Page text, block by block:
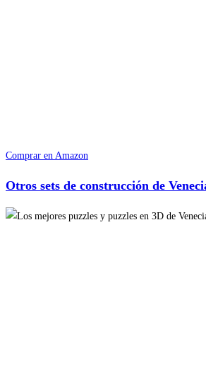
Comprar en Amazon
Otros sets de construcción de